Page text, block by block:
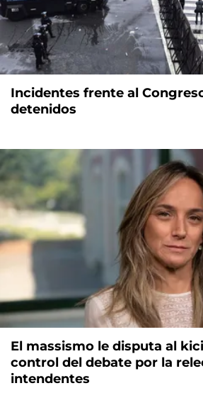
Incidentes frente al
detenidos
El massismo le disputa al
control del debate por la
intendentes